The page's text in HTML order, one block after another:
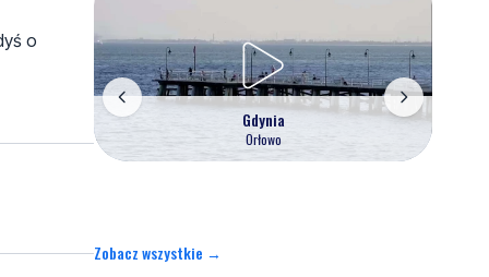
o
Nasze kamery